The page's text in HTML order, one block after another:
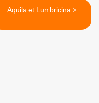
Aquila et Lumbricina >